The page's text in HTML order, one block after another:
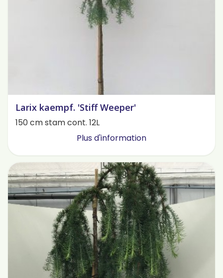
Larix kaempf. 'Stiff Weeper'
150 cm stam cont. 12L
Plus d'information